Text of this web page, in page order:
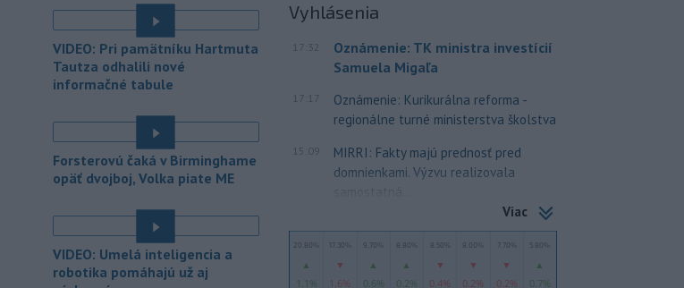
15:39 - Profesionálni hasiči z
Liptovského Mikuláša, Liptovského
Hrádku a Mengusoviec a dobrovoľní
hasiči z Važca, Východnej a Štrby
požiari humna v obci Važec v okrese
Liptovský Mikuláš.
15:32
Vo veku 68 rokov zomrel
argentínskeho futbalistu Lionela
Messiho.
15:23 - Palestínske militantné
VIDEO: Pri pamätníku Hartmuta
Tautza odhalili nové
informačné tabule
Forsterovú čaká v Birminghame
opäť dvojboj, Volka piate ME
VIDEO: Umelá inteligencia a
robotika pomáhajú už aj
Vyhlásenia
17:32
Oznámenie: TK ministra investícií
Samuela Migaľa
17:17
Oznámenie: Kurikurálna reforma -
regionálne turné ministerstva školstva
15:09
MIRRI: Fakty majú prednosť pred
domnienkami. Výzvu realizovala
samostatná...
Viac